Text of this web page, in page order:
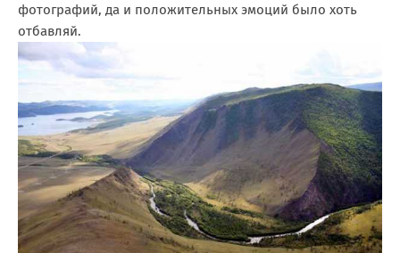
фотографий, да и положительных эмоций было хоть
отбавляй.